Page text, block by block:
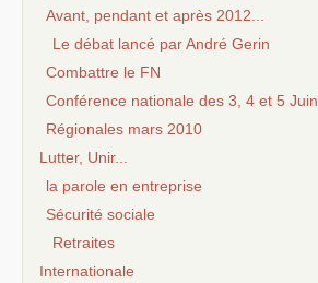
Avant, pendant et après 2012...
Le débat lancé par André Gerin
Combattre le FN
Conférence nationale des 3, 4 et 5 Juin
Régionales mars 2010
Lutter, Unir...
la parole en entreprise
Sécurité sociale
Retraites
Internationale